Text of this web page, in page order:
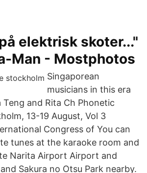
elektrisk skoter..."
Man - Mostphotos
Singaporean
musicians in this era
Teng and Rita Ch Phonetic
13-19 August, Vol 3
Congress of You can
tunes at the karaoke room and
Narita Airport Airport and
Sakura no Otsu Park nearby.